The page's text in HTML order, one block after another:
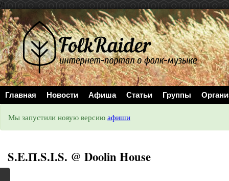
//
Главная Новости Афиша Статьи Группы
Мы запустили новую версию афиши
S.E.П.S.I.S. @ Doolin House